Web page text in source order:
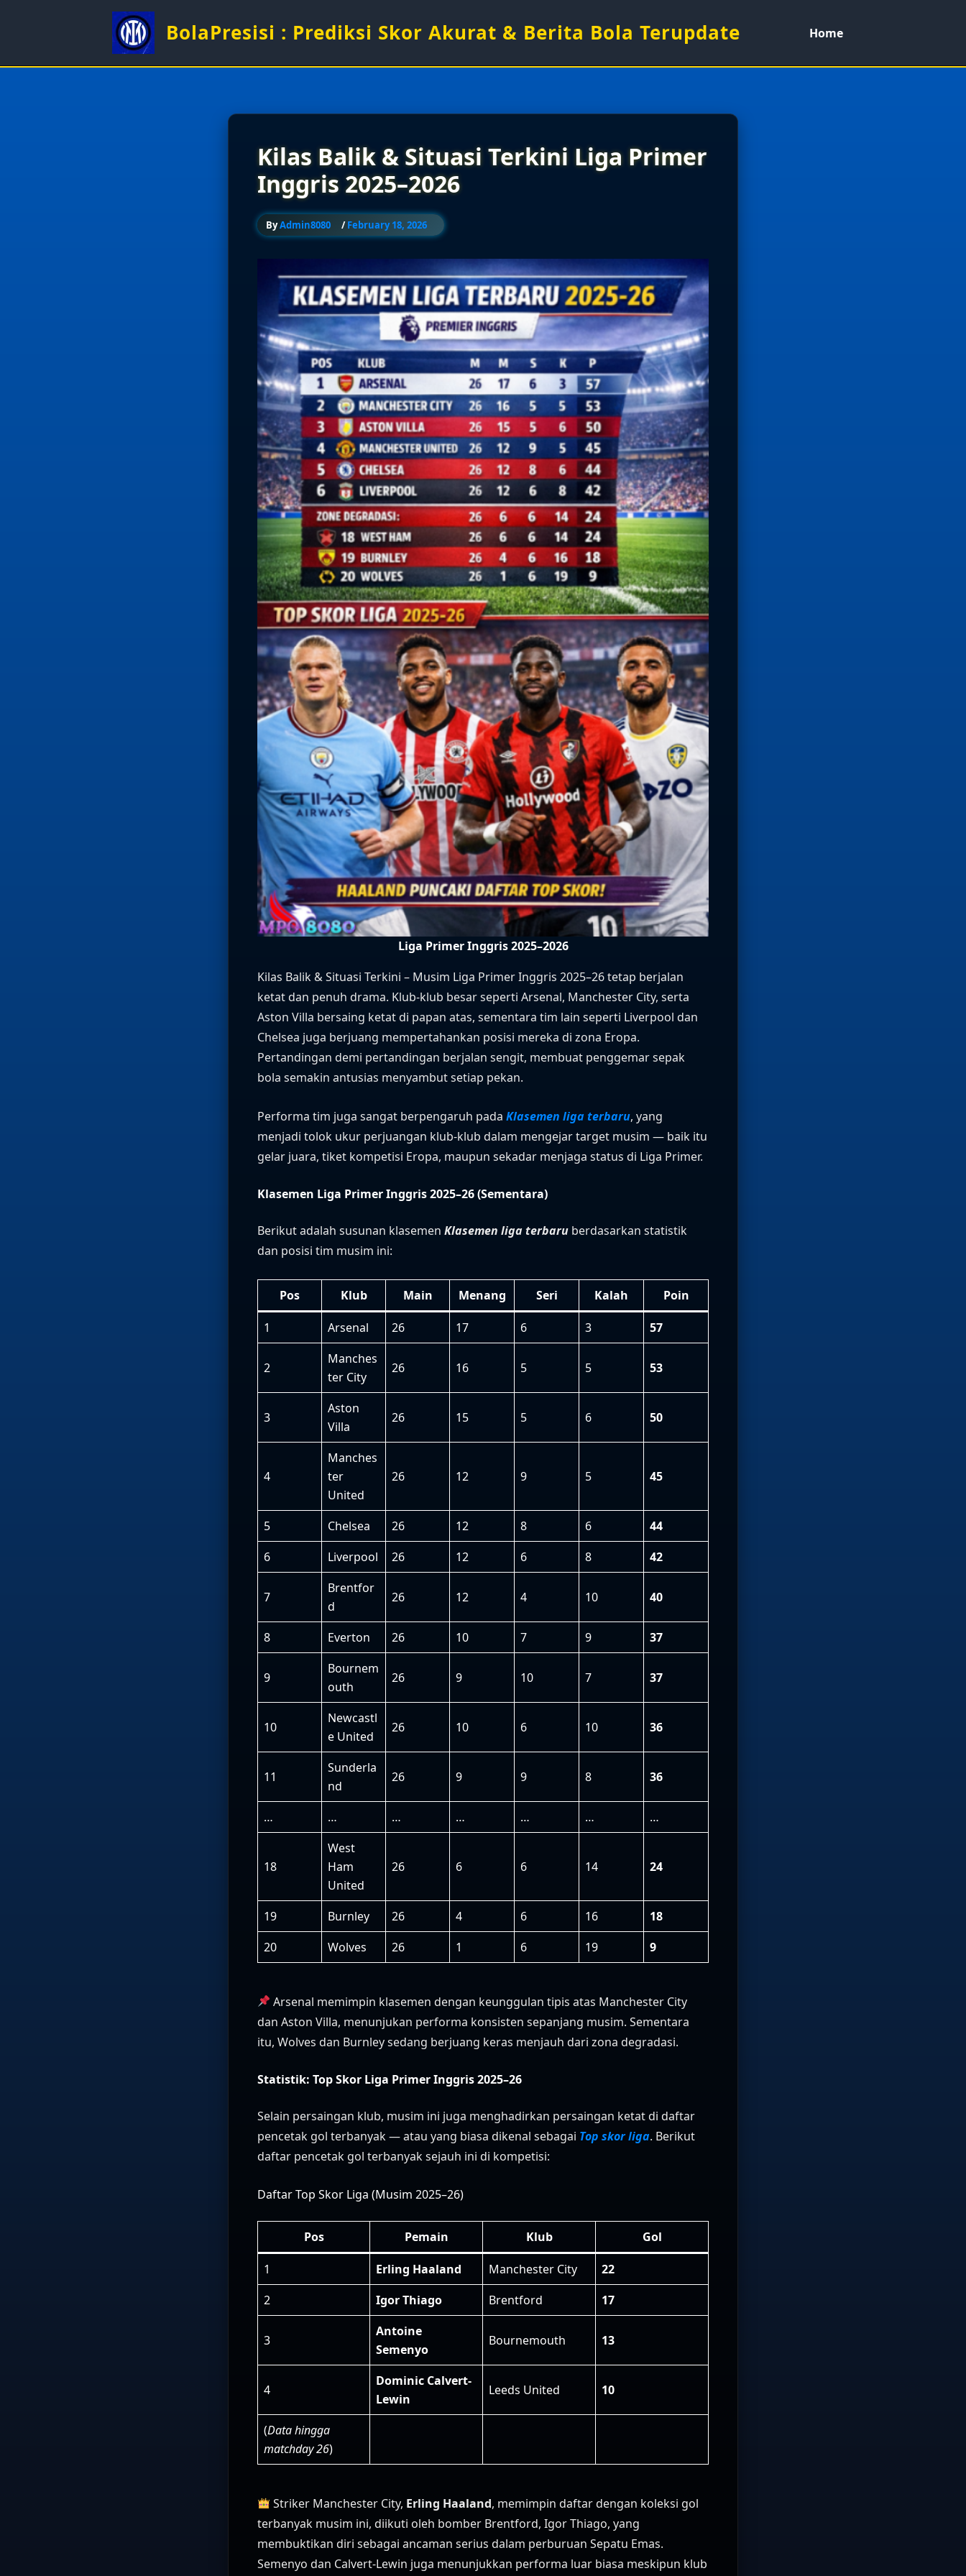
BolaPresisi : Prediksi Skor Akurat & Berita Bola Terupdate Home
Kilas Balik & Situasi Terkini Liga Primer
Inggris 2025–2026
ByAdmin8080 /February 18, 2026
Liga Primer Inggris 2025–2026
Kilas Balik & Situasi Terkini – Musim Liga Primer Inggris 2025–26 tetap berjalan
ketat dan penuh drama. Klub-klub besar seperti Arsenal, Manchester City, serta
Aston Villa bersaing ketat di papan atas, sementara tim lain seperti Liverpool dan
Chelsea juga berjuang mempertahankan posisi mereka di zona Eropa.
Pertandingan demi pertandingan berjalan sengit, membuat penggemar sepak
bola semakin antusias menyambut setiap pekan.
Performa tim juga sangat berpengaruh pada Klasemen liga terbaru, yang
menjadi tolok ukur perjuangan klub-klub dalam mengejar target musim — baik itu
gelar juara, tiket kompetisi Eropa, maupun sekadar menjaga status di Liga Primer.
Klasemen Liga Primer Inggris 2025–26 (Sementara)
Berikut adalah susunan klasemen Klasemen liga terbaru berdasarkan statistik
dan posisi tim musim ini:
Pos Klub Main Menang Seri Kalah Poin
1 Arsenal 26 17 6 3 57
2
Manches
ter City
26 16 5 5 53
3
Aston
Villa
26 15 5 6 50
4
Manches
ter
United
26 12 9 5 45
5 Chelsea 26 12 8 6
44
6
Liverpool 26 12 6 8 42
7
Brentfor
d
26 12 4 10 40
8 Everton 26 10 7 9 37
9
Bournem
outh
26 9 10 7 37
10
Newcastl
e United
26 10 6 10 36
11
Sunderla
nd
26 9 9 8 36
… … … … … … …
18
West
Ham
United
26 6 6 14 24
19 Burnley 26 4 6 16
18
20
Wolves 26 1 6 19 9
Arsenal memimpin klasemen dengan keunggulan tipis atas Manchester City
dan Aston Villa, menunjukan performa konsisten sepanjang musim. Sementara
itu, Wolves dan Burnley sedang berjuang keras menjauh dari zona degradasi.
Statistik: Top Skor Liga Primer Inggris 2025–26
Selain persaingan klub, musim ini juga menghadirkan persaingan ketat di daftar
pencetak gol terbanyak — atau yang biasa dikenal sebagai Top skor liga. Berikut
daftar pencetak gol terbanyak sejauh ini di kompetisi:
Daftar Top Skor Liga (Musim 2025–26)
Pos Pemain Klub Gol
1 Erling Haaland Manchester City
22
2
Igor Thiago Brentford 17
3
Antoine
Semenyo
Bournemouth 13
4
Dominic Calvert-
Lewin
Leeds United 10
(Data hingga
matchday 26)
Striker Manchester City, Erling Haaland, memimpin daftar dengan koleksi gol
terbanyak musim ini, diikuti oleh bomber Brentford, Igor Thiago, yang
membuktikan diri sebagai ancaman serius dalam perburuan Sepatu Emas.
Semenyo dan Calvert-Lewin juga menunjukkan performa luar biasa meskipun klub